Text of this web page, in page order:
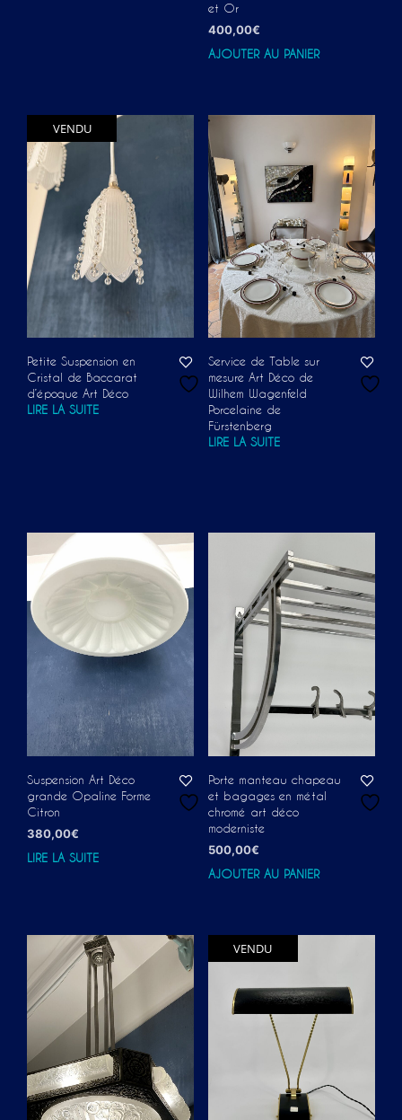
et Or
400,00€
AJOUTER AU PANIER
VENDU
Petite Suspension en
Cristal de Baccarat
d’époque Art Déco
LIRE LA SUITE
Service de Table sur
mesure Art Déco de
Wilhem Wagenfeld
Porcelaine de
Fürstenberg
LIRE LA SUITE
Suspension Art Déco
grande Opaline Forme
Citron
380,00€
LIRE LA SUITE
Porte manteau chapeau
et bagages en métal
chromé art déco
moderniste
500,00€
AJOUTER AU PANIER
VENDU